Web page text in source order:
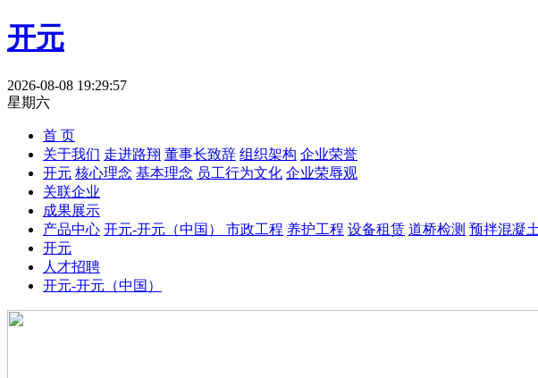
开元
2026-08-08 19:29:57
星期六
首 页
关于我们 走进路翔 董事长致辞 组织架构 企业荣誉
开元 核心理念 基本理念 员工行为文化 企业荣辱观
关联企业
成果展示
产品中心 开元-开元（中国） 市政工程 养护工程 设备租赁 道桥检测 预拌混凝土
开元
人才招聘
开元-开元（中国）